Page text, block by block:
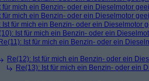
für mich ein Benzin- oder ein Dieselmotor
für mich ein Benzin- oder ein Dieselmotor
Ist für mich ein Benzin- oder ein Dieselmotor
Ist für mich ein Benzin- oder ein
Re(11): Ist für mich ein Benzin- oder ein
Re(12): Ist für mich ein Benzin- oder ein
Re(13): Ist für mich ein Benzin- oder ein